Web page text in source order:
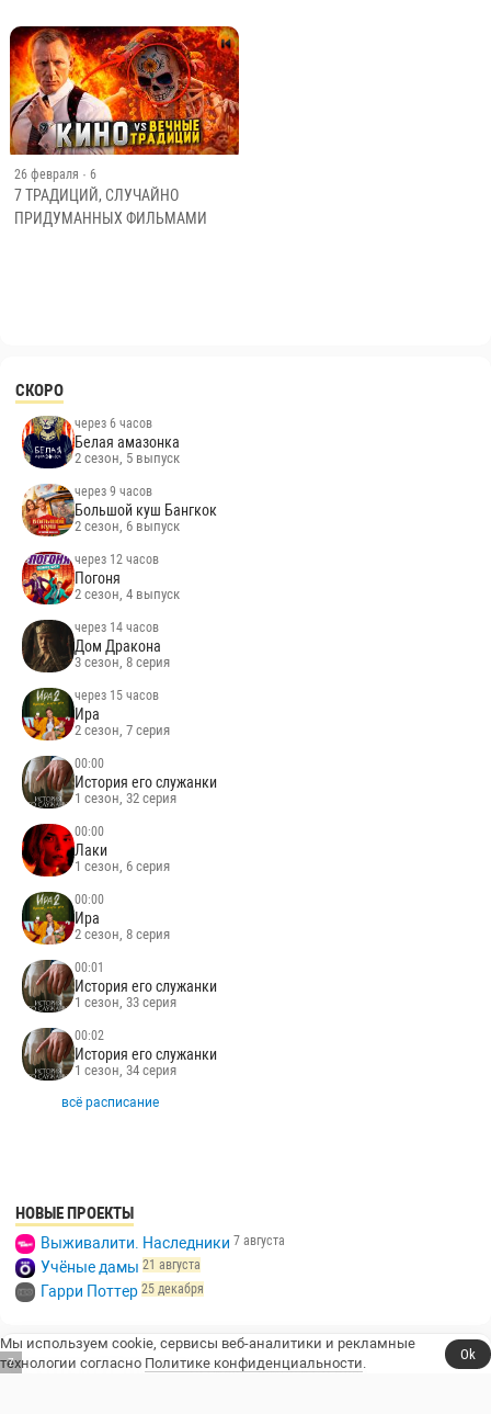
26 февраля · 6
7 ТРАДИЦИЙ, СЛУЧАЙНО
ПРИДУМАННЫХ ФИЛЬМАМИ
СКОРО
через 6 часов
Белая амазонка
2 сезон, 5 выпуск
через 9 часов
Большой куш Бангкок
2 сезон, 6 выпуск
через 12 часов
Погоня
2 сезон, 4 выпуск
через 14 часов
Дом Дракона
3 сезон, 8 серия
через 15 часов
Ира
2 сезон, 7 серия
00:00
История его служанки
1 сезон, 32 серия
00:00
Лаки
1 сезон, 6 серия
00:00
Ира
2 сезон, 8 серия
00:01
История его служанки
1 сезон, 33 серия
00:02
История его служанки
1 сезон, 34 серия
всё расписание
НОВЫЕ ПРОЕКТЫ
Выживалити. Наследники 7 августа
Учёные дамы 21 августа
Гарри Поттер 25 декабря
Сериалы, юмор и стендап.
Мы используем cookie, сервисы веб-аналитики и рекламные
технологии согласно Политике конфиденциальности.
Ok
6